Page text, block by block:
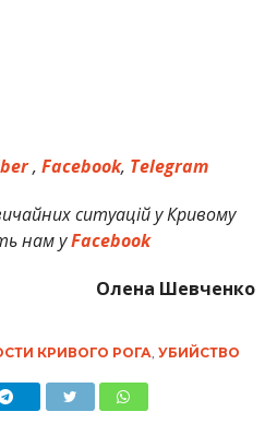
,Facebook, Telegram
ситуацій у Кривому
нам уFacebook
Олена Шевченко
КРИВОГО РОГА УБИЙСТВО